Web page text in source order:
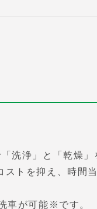
洗浄」と「乾燥」
ストを抑え、時間
車が可能※です。